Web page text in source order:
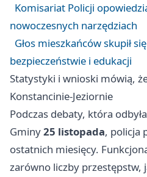
Komisariat Policji
nowoczesnych narzędziach
Głos mieszkańców skupił
bezpieczeństwie i edukacji
Statystyki i wnioski mówią,
Konstancinie-Jeziornie
Podczas debaty, która
Gminy25 listopada, policja
ostatnich miesięcy.
zarówno liczby przestępstw,